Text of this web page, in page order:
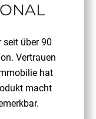
seit über 90
Vertrauen
hat
macht